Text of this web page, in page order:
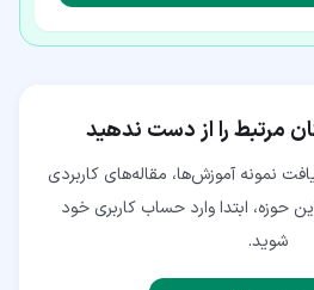
مرتبط را از دست ندهید
نمونه آموزش‌ها، مقاله‌های کاربردی
حوزه، ابتدا وارد حساب کاربری خود
شوید.